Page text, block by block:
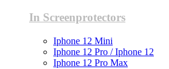
In Screenprotectors
Iphone 12 Mini
Iphone 12 Pro / Iphone 12
Iphone 12 Pro Max